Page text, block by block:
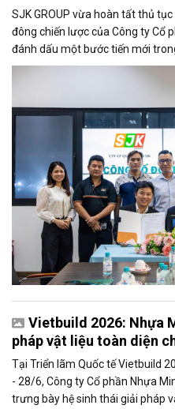
SJK GROUP vừa hoàn tất thủ
đông chiến lược của Công ty Cổ
đánh dấu một bước tiến mới
hoạt động và gia tăng năng lực
Vietbuild 2026: Nhựa
pháp vật liệu toàn diện
Tại Triển lãm Quốc tế Vietbuild
- 28/6, Công ty Cổ phần Nhựa
trưng bày hệ sinh thái giải pháp